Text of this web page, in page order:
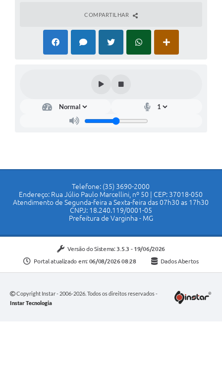
COMPARTILHAR
Telefone: (35) 3690-2000
Endereço: Rua Júlio Paulo Marcellini, nº 50 | CEP: 37018-050
Atendimento de Segunda-feira a Sexta-feira das 07h30 as 17h30
CNPJ: 18.240.119/0001-05
Prefeitura de Varginha - MG
Versão do Sistema: 3.5.3 - 19/06/2026
Portal atualizado em: 06/08/2026 08:28 Dados Abertos
Copyright Instar - 2006-2026. Todos os direitos reservados -
Instar Tecnologia